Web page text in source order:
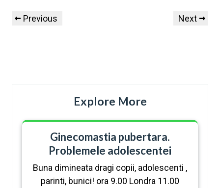
Previous Next
Explore More
Ginecomastia pubertara.
Problemele adolescentei
Buna dimineata dragi copii, adolescenti ,
parinti, bunici! ora 9.00 Londra 11.00